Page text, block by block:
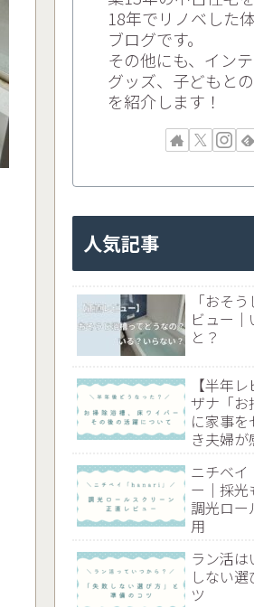
18年でリノベした
ブログです。
その他にも、イン
グッズ、子どもと
を紹介します！
人気記事
「おそ
ビュー
と？
【半年
ザナ「お
に家事
き夫婦
ニチベイ
ー｜採光
調光ロ
用
ラン活
しない
ツ